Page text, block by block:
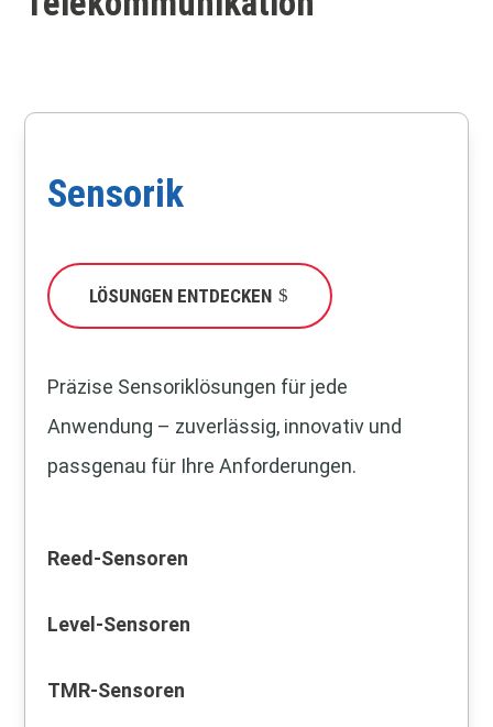
Sensorik
LÖSUNGEN ENTDECKEN
Präzise Sensoriklösungen für jede
Anwendung – zuverlässig, innovativ und
passgenau für Ihre Anforderungen.
Reed-Sensoren
Level-Sensoren
TMR-Sensoren